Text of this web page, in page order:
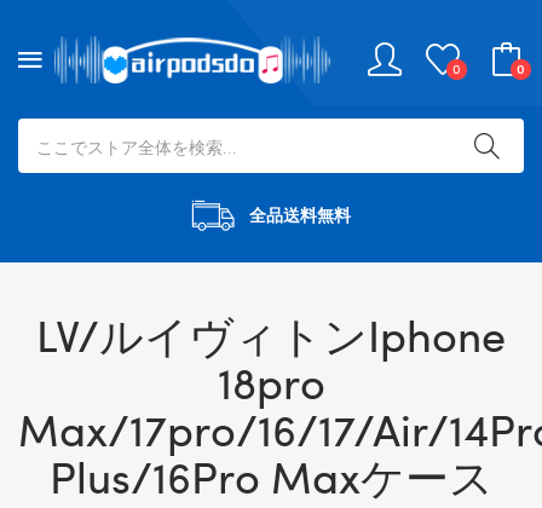
0 0
全品送料無料
LV/ルイヴィトンIphone
18pro
Max/17pro/16/17/Air/
Plus/16Pro Maxケース